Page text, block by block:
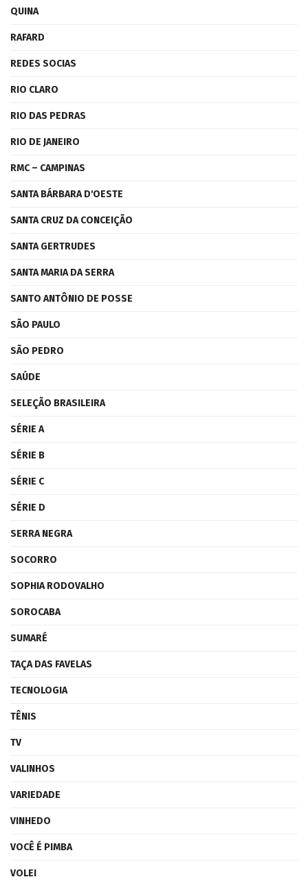
QUINA
RAFARD
REDES SOCIAS
RIO CLARO
RIO DAS PEDRAS
RIO DE JANEIRO
RMC – CAMPINAS
SANTA BÁRBARA D'OESTE
SANTA CRUZ DA CONCEIÇÃO
SANTA GERTRUDES
SANTA MARIA DA SERRA
SANTO ANTÔNIO DE POSSE
SÃO PAULO
SÃO PEDRO
SAÚDE
SELEÇÃO BRASILEIRA
SÉRIE A
SÉRIE B
SÉRIE C
SÉRIE D
SERRA NEGRA
SOCORRO
SOPHIA RODOVALHO
SOROCABA
SUMARÉ
TAÇA DAS FAVELAS
TECNOLOGIA
TÊNIS
TV
VALINHOS
VARIEDADE
VINHEDO
VOCÊ É PIMBA
VOLEI